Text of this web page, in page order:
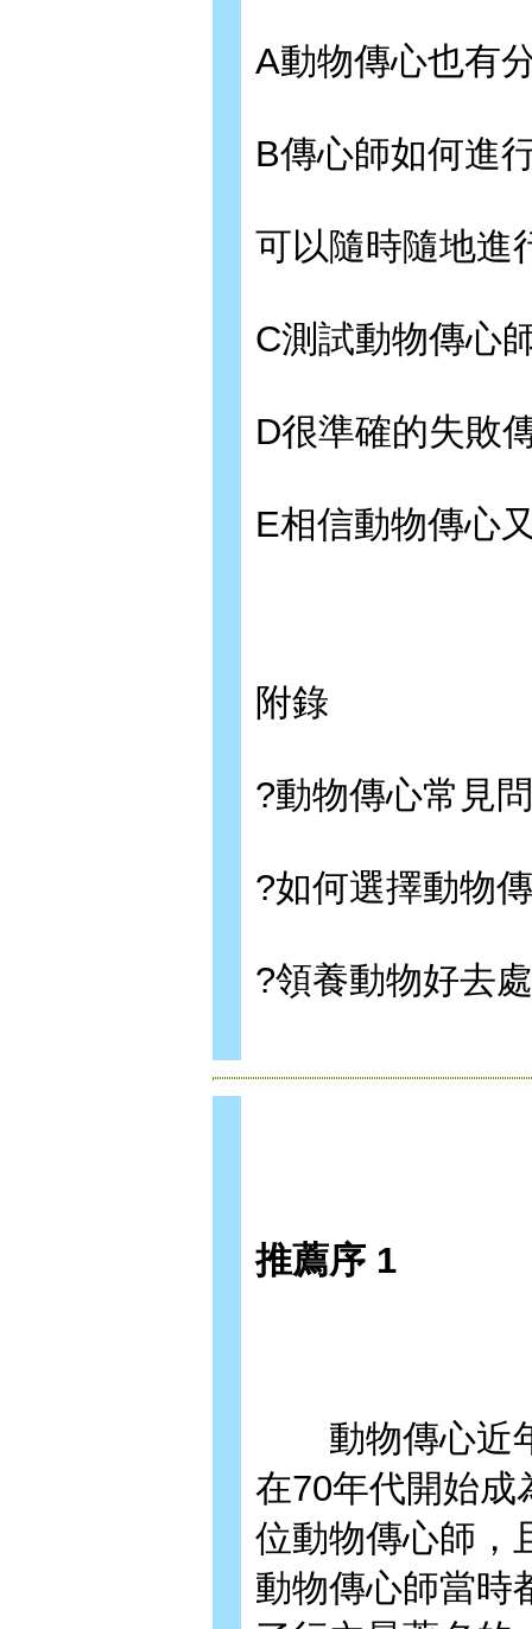
A動物傳心也有
B傳心師如何進
可以隨時隨地進
C測試動物傳心
D很準確的失敗
E相信動物傳心
附錄
?動物傳心常見
?如何選擇動物
?領養動物好去處
推薦序 1
動物傳心近年
在70年代開始成
位動物傳心師，
動物傳心師當時